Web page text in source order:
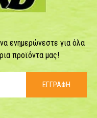
ενημερώνεστε για όλα
προϊόντα μας!
ΕΓΓΡΑΦΗ